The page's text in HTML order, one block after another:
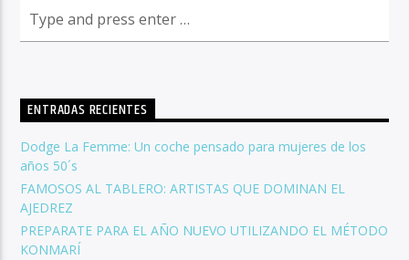
ENTRADAS RECIENTES
Dodge La Femme: Un coche pensado para mujeres de los
años 50´s
FAMOSOS AL TABLERO: ARTISTAS QUE DOMINAN EL
AJEDREZ
PREPARATE PARA EL AÑO NUEVO UTILIZANDO EL MÉTODO
KONMARÍ